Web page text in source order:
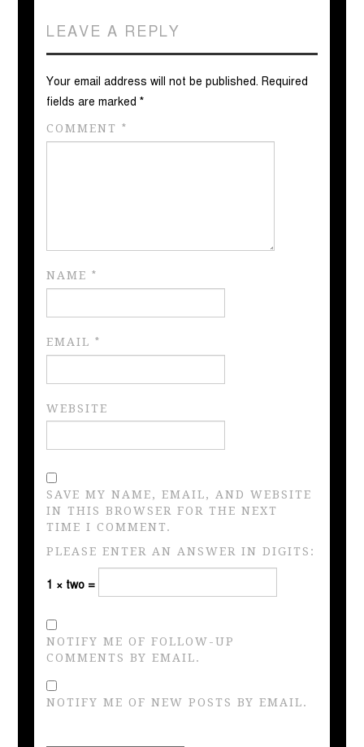
LEAVE A REPLY
Your email address will not be published. Required
fields are marked*
COMMENT*
NAME*
EMAIL*
WEBSITE
SAVE MY NAME, EMAIL, AND WEBSITE
IN THIS BROWSER FOR THE NEXT
TIME I COMMENT.
PLEASE ENTER AN ANSWER IN DIGITS:
1 × two =
NOTIFY ME OF FOLLOW-UP
COMMENTS BY EMAIL.
NOTIFY ME OF NEW POSTS BY EMAIL.